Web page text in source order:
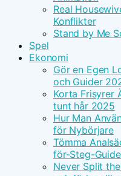
Real
Konflikter
Stand by Me
Spel
Ekonomi
Gör en Egen
och Guider
Korta Frisyrer
tunt hår 2025
Hur Man
för Nybörjare
Tömma
för-Steg-Guide
Never Split